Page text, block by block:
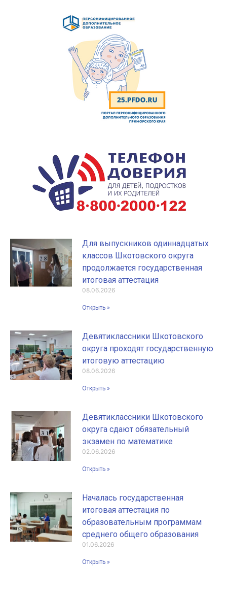
Для выпускников одиннадцатых
классов Шкотовского округа
продолжается государственная
итоговая аттестация
08.06.2026
Открыть »
Девятиклассники Шкотовского
округа проходят государственную
итоговую аттестацию
08.06.2026
Открыть »
Девятиклассники Шкотовского
округа сдают обязательный
экзамен по математике
02.06.2026
Открыть »
Началась государственная
итоговая аттестация по
образовательным программам
среднего общего образования
01.06.2026
Открыть »